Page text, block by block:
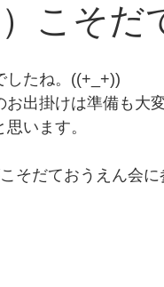
こそだ
したね。((+_+))
出掛けは準備も大
います。
そだておうえん会に